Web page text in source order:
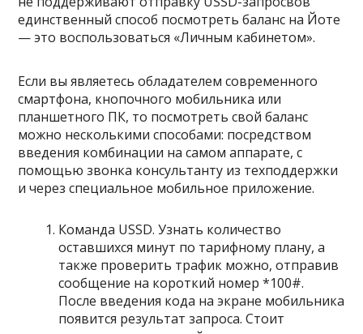
единственный способ посмотреть баланс на Йоте
— это воспользоваться «Личным кабинетом».
Если вы являетесь обладателем современного
смартфона, кнопочного мобильника или
планшетного ПК, то посмотреть свой баланс
можно несколькими способами: посредством
введения комбинации на самом аппарате, с
помощью звонка консультанту из техподдержки
и через специальное мобильное приложение.
Команда USSD. Узнать количество
оставшихся минут по тарифному плану, а
также проверить трафик можно, отправив
сообщение на короткий номер *100#.
После введения кода на экране мобильника
появится результат запроса. Стоит